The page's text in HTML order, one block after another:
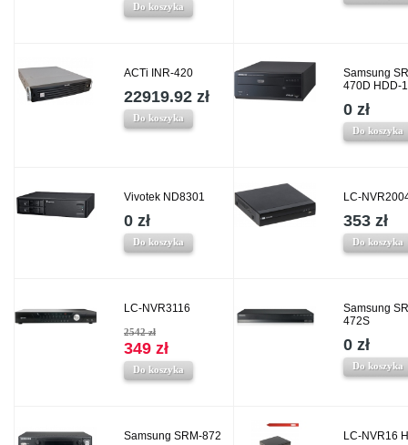
Do koszyka
ACTi INR-420
22919.92 zł
Do koszyka
Samsung
470D HDD-
0 zł
Do koszyka
Vivotek ND8301
0 zł
Do koszyka
LC-
353 zł
Do koszyka
LC-NVR3116
2542 zł
349 zł
Do koszyka
Samsung
472S
0 zł
Do koszyka
Samsung SRM-872 LC-NVR16